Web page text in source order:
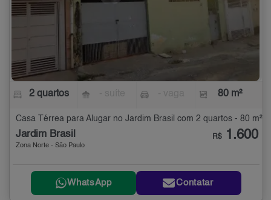
2 quartos 80 m²
Casa Térrea para Alugar no Jardim Brasil com 2 quartos - 80 m²
Jardim Brasil
Zona Norte - São Paulo
R$ 1.600
WhatsApp Contatar